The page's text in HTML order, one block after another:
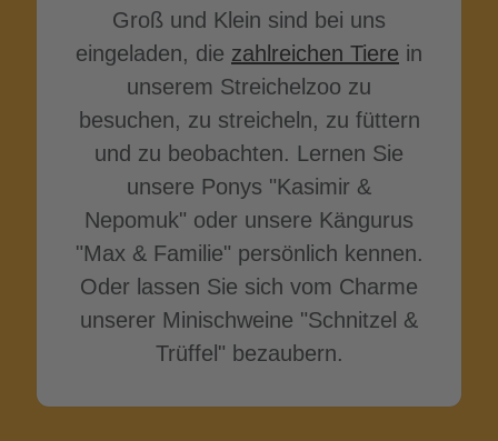
Groß und Klein sind bei uns
eingeladen, die zahlreichen Tiere in
unserem Streichelzoo zu
besuchen, zu streicheln, zu füttern
und zu beobachten. Lernen Sie
unsere Ponys "Kasimir &
Nepomuk" oder unsere Kängurus
"Max & Familie" persönlich kennen.
Oder lassen Sie sich vom Charme
unserer Minischweine "Schnitzel &
Trüffel" bezaubern.